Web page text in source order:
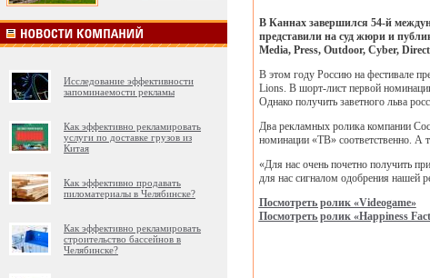
Исследование эффективности
запоминаемости рекламы
Как эффективно рекламировать
услуги по доставке грузов из
Китая
Как эффективно продавать
пиломатериалы в Челябинске?
Как эффективно рекламировать
строительство бассейнов в
Челябинске?
В Каннах завершился 54-й
представили на суд жюри и
Media, Press, Outdoor, Cyber,
В этом году Россию на фестивале
Lions. В шорт-лист первой
Однако получить заветного льва
Два рекламных ролика компании
номинации «ТВ» соответственно. А
«Для нас очень почетно получить
для нас сигналом одобрения нашей
Посмотреть ролик «Videogame»
Посмотреть ролик «Happiness